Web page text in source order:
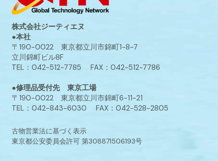
株式会社ジーティエヌ
●本社
〒190-0022 東京都立川市錦町1-8-7
立川錦町ビル8F
TEL：042-512-7785 FAX：042-512-7786
●修理品受付先 東京工場
〒190-0022 東京都立川市錦町6-11-21
TEL：042-843-6030 FAX：042-528-2805
古物営業法に基づく表示
東京都公安委員会許可 第308871506193号